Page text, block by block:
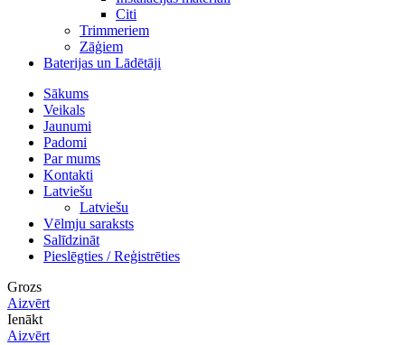
Citi
Trimmeriem
Zāģiem
Baterijas un Lādētāji
Sākums
Veikals
Jaunumi
Padomi
Par mums
Kontakti
Latviešu
Latviešu
Vēlmju saraksts
Salīdzināt
Pieslēgties / Reģistrēties
Grozs
Aizvērt
Ienākt
Aizvērt